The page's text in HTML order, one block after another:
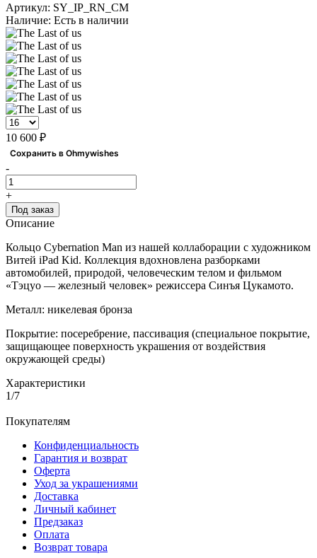
Артикул: SY_IP_RN_CM
Наличие: Есть в наличии
10 600 ₽
Сохранить в Ohmywishes
-
+
Под заказ
Описание
Кольцо Cybernation Man из нашей коллаборации с художником
Витей iPad Kid. Коллекция вдохновлена разборками
автомобилей, природой, человеческим телом и фильмом
«Тэцуо — железный человек» режиссера Синъя Цукамото.
Металл: никелевая бронза
Покрытие: посеребрение, пассивация (специальное покрытие,
защищающее поверхность украшения от воздействия
окружающей среды)
Характеристики
1/7
Покупателям
Конфиденциальность
Гарантия и возврат
Оферта
Уход за украшениями
Доставка
Личный кабинет
Предзаказ
Оплата
Возврат товара